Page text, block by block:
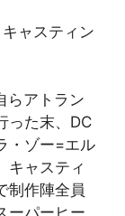
ャスティン
らアトラン
った末、DC
・ゾー=エル
キャスティ
制作陣全員
ーパーヒー